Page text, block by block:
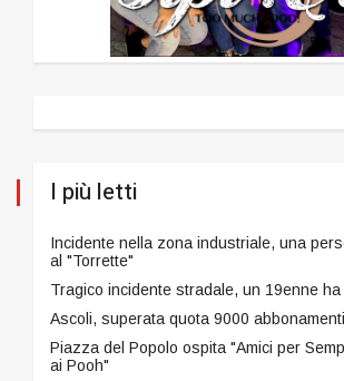
I più letti
Incidente nella zona industriale, una
al "Torrette"
Tragico incidente stradale, un 19enne
Ascoli, superata quota 9000 abbonamenti
Piazza del Popolo ospita "Amici per
ai Pooh"